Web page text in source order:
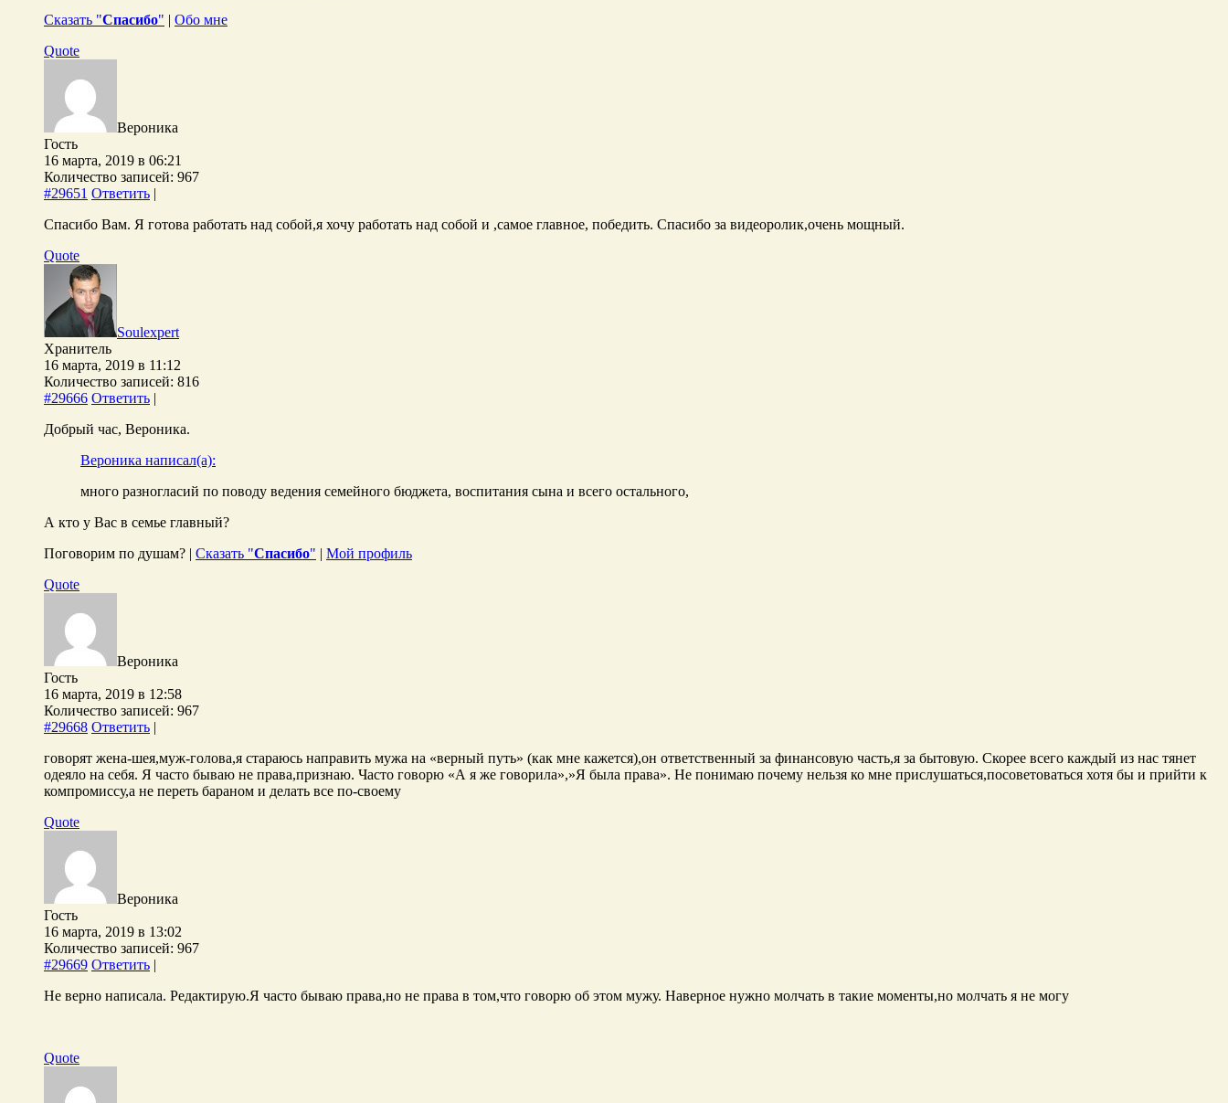
Сказать "Спасибо" | Обо мне
Quote
Вероника
Гость
16 марта, 2019 в 06:21
Количество записей: 967
#29651 Ответить |
Спасибо Вам. Я готова работать над собой,я хочу работать над собой и ,самое главное, победить. Спасибо за видеоролик,очень мощный.
Quote
Soulexpert
Хранитель
16 марта, 2019 в 11:12
Количество записей: 816
#29666 Ответить |
Добрый час, Вероника.
Вероника написал(а):
много разногласий по поводу ведения семейного бюджета, воспитания сына и всего остального,
А кто у Вас в семье главный?
Поговорим по душам? | Сказать "Спасибо" | Мой профиль
Quote
Вероника
Гость
16 марта, 2019 в 12:58
Количество записей: 967
#29668 Ответить |
говорят жена-шея,муж-голова,я стараюсь направить мужа на «верный путь» (как мне кажется),он ответственный за финансовую часть,я за бытовую. Скорее всего каждый из нас тянет
одеяло на себя. Я часто бываю не права,признаю. Часто говорю «А я же говорила»,»Я была права». Не понимаю почему нельзя ко мне прислушаться,посоветоваться хотя бы и прийти к
компромиссу,а не переть бараном и делать все по-своему
Quote
Вероника
Гость
16 марта, 2019 в 13:02
Количество записей: 967
#29669 Ответить |
Не верно написала. Редактирую.Я часто бываю права,но не права в том,что говорю об этом мужу. Наверное нужно молчать в такие моменты,но молчать я не могу
Quote